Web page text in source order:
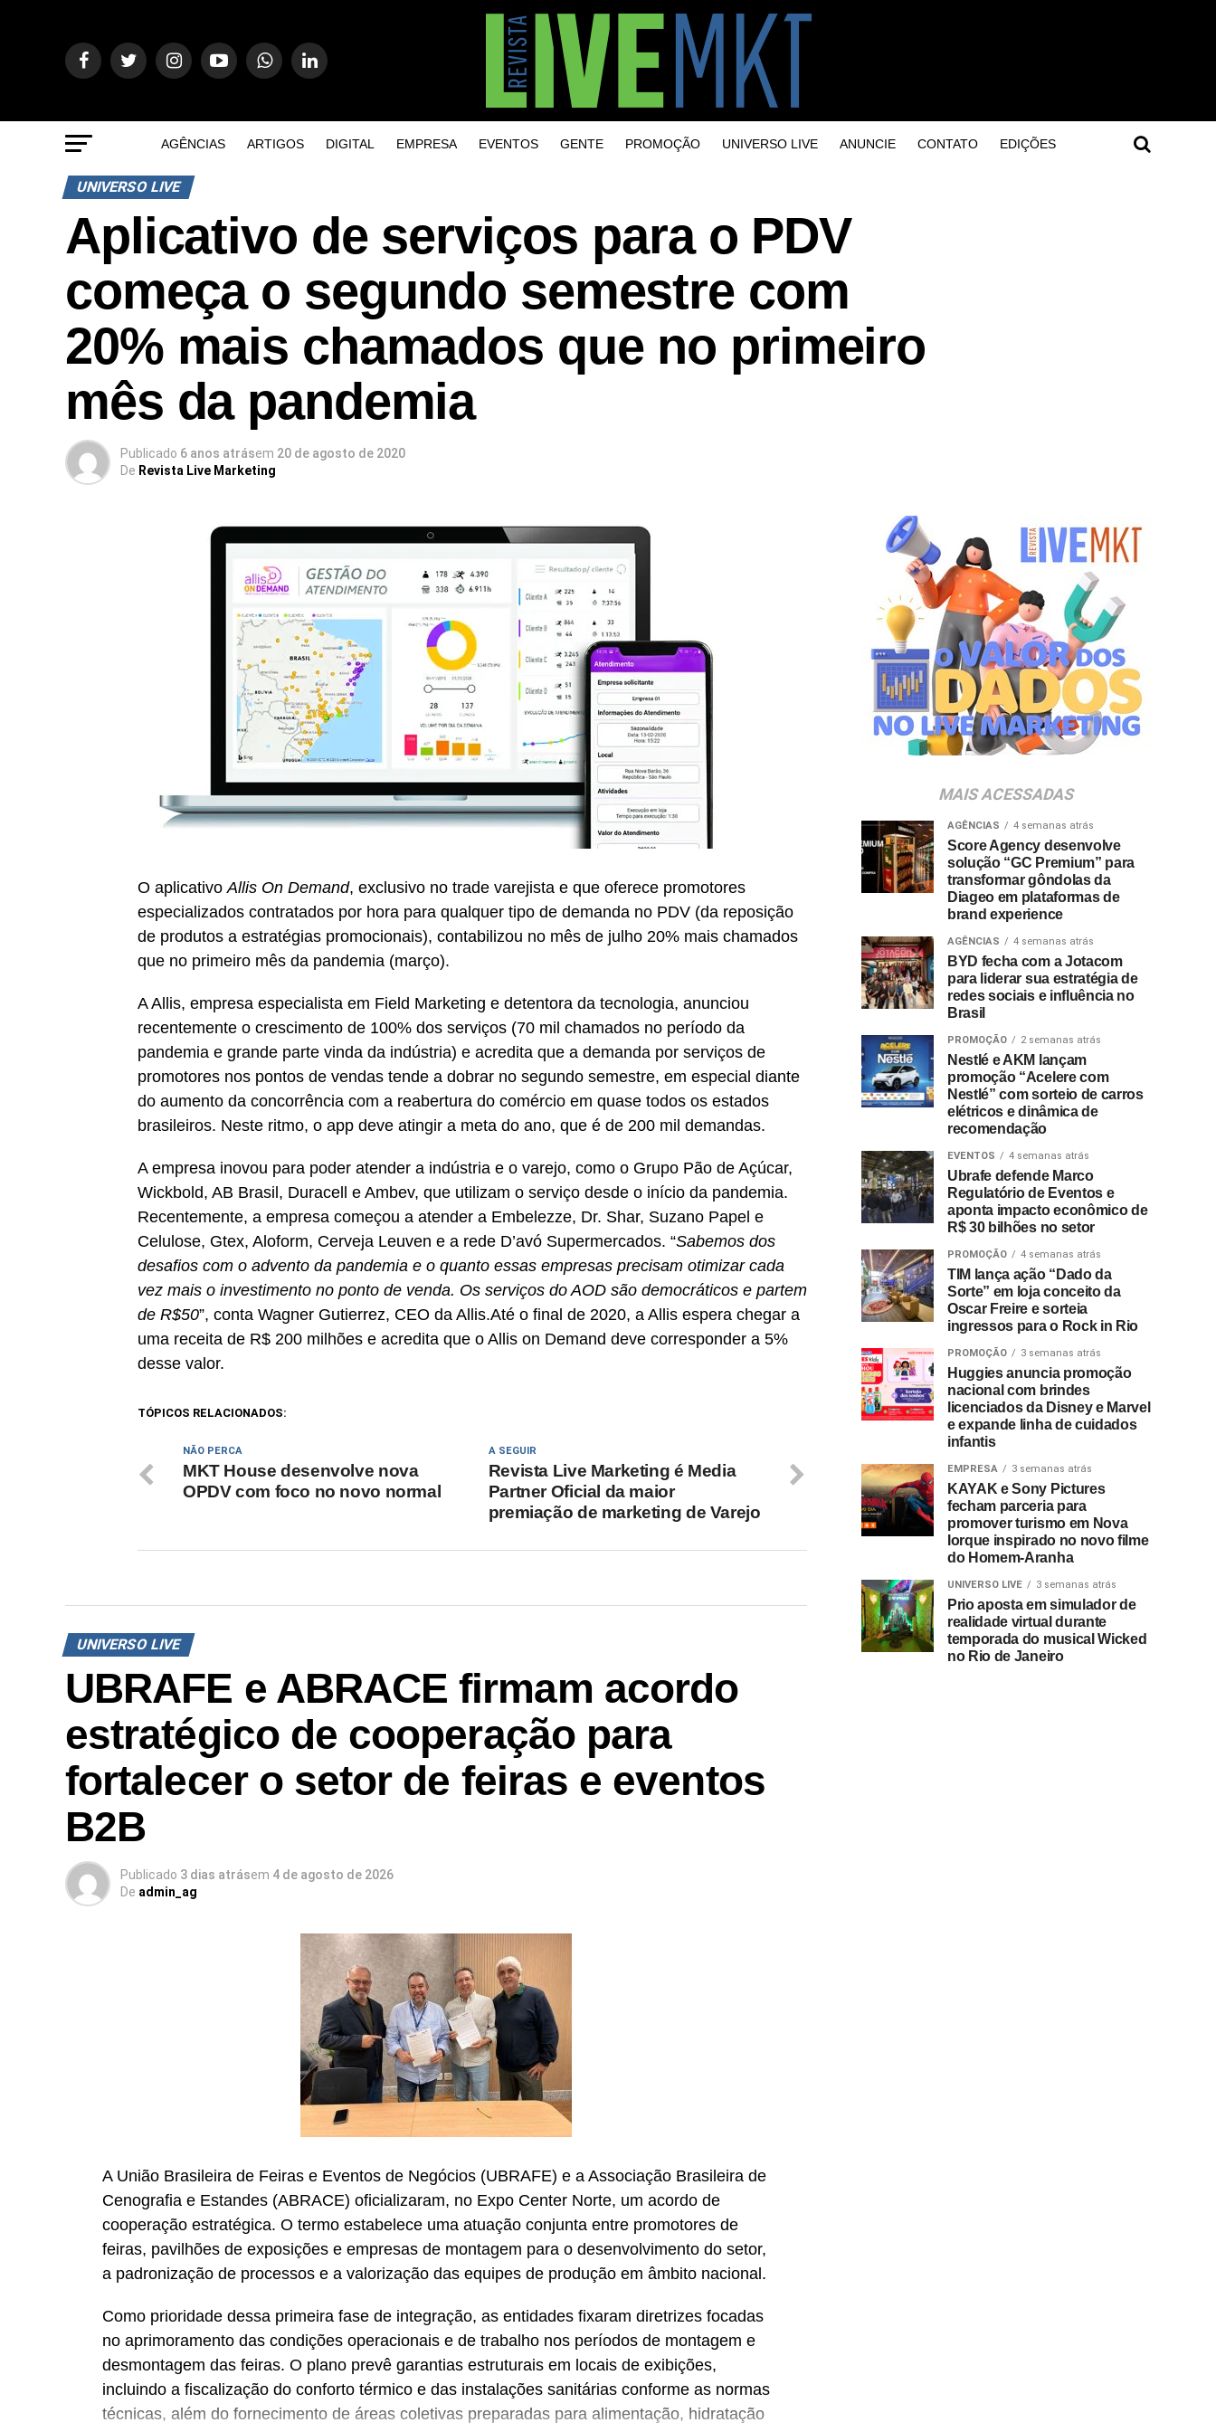
AGÊNCIAS ARTIGOS DIGITAL EMPRESA EVENTOS GENTE PROMOÇÃO UNIVERSO LIVE ANUNCIE CONTATO EDIÇÕES
UNIVERSO LIVE
Aplicativo de serviços para o PDV
começa o segundo semestre com
20% mais chamados que no primeiro
mês da pandemia
Publicado 6 anos atrásem 20 de agosto de 2020
De Revista Live Marketing
O aplicativoAllis On Demand, exclusivo no trade varejista e que oferece promotores
especializados contratados por hora para qualquer tipo de demanda no PDV (da reposição
de produtos a estratégias promocionais), contabilizou no mês de julho 20% mais chamados
que no primeiro mês da pandemia (março).
A Allis, empresa especialista em Field Marketing e detentora da tecnologia, anunciou
recentemente o crescimento de 100% dos serviços (70 mil chamados no período da
pandemia e grande parte vinda da indústria) e acredita que a demanda por serviços de
promotores nos pontos de vendas tende a dobrar no segundo semestre, em especial diante
do aumento da concorrência com a reabertura do comércio em quase todos os estados
brasileiros. Neste ritmo, o app deve atingir a meta do ano, que é de 200 mil demandas.
A empresa inovou para poder atender a indústria e o varejo, como o Grupo Pão de Açúcar,
Wickbold, AB Brasil, Duracell e Ambev, que utilizam o serviço desde o início da pandemia.
Recentemente, a empresa começou a atender a Embelezze, Dr. Shar, Suzano Papel e
Celulose, Gtex, Aloform, Cerveja Leuven e a rede D’avó Supermercados. “Sabemos dos
desafios com o advento da pandemia e o quanto essas empresas precisam otimizar cada
vez mais o investimento no ponto de venda. Os serviços do AOD são democráticos e partem
de R$50”, conta Wagner Gutierrez, CEO da Allis.Até o final de 2020, a Allis espera chegar a
uma receita de R$ 200 milhões e acredita que o Allis on Demand deve corresponder a 5%
desse valor.
TÓPICOS RELACIONADOS:
A SEGUIR
Revista Live Marketing é Media
Partner Oficial da maior
premiação de marketing de Varejo
NÃO PERCA
MKT House desenvolve nova
OPDV com foco no novo normal
UNIVERSO LIVE
UBRAFE e ABRACE firmam acordo
estratégico de cooperação para
fortalecer o setor de feiras e eventos
B2B
Publicado 3 dias atrásem 4 de agosto de 2026
De admin_ag
A União Brasileira de Feiras e Eventos de Negócios (UBRAFE) e a Associação Brasileira de
Cenografia e Estandes (ABRACE) oficializaram, no Expo Center Norte, um acordo de
cooperação estratégica. O termo estabelece uma atuação conjunta entre promotores de
feiras, pavilhões de exposições e empresas de montagem para o desenvolvimento do setor,
a padronização de processos e a valorização das equipes de produção em âmbito nacional.
Como prioridade dessa primeira fase de integração, as entidades fixaram diretrizes focadas
no aprimoramento das condições operacionais e de trabalho nos períodos de montagem e
desmontagem das feiras. O plano prevê garantias estruturais em locais de exibições,
incluindo a fiscalização do conforto térmico e das instalações sanitárias conforme as normas
técnicas, além do fornecimento de áreas coletivas preparadas para alimentação, hidratação
MAIS ACESSADAS
AGÊNCIAS 4 semanas atrás
Score Agency desenvolve
solução “GC Premium” para
transformar gôndolas da
Diageo em plataformas de
brand experience
AGÊNCIAS 4 semanas atrás
BYD fecha com a Jotacom
para liderar sua estratégia de
redes sociais e influência no
Brasil
PROMOÇÃO 2 semanas atrás
Nestlé e AKM lançam
promoção “Acelere com
Nestlé” com sorteio de carros
elétricos e dinâmica de
recomendação
EVENTOS 4 semanas atrás
Ubrafe defende Marco
Regulatório de Eventos e
aponta impacto econômico de
R$ 30 bilhões no setor
PROMOÇÃO 4 semanas atrás
TIM lança ação “Dado da
Sorte” em loja conceito da
Oscar Freire e sorteia
ingressos para o Rock in Rio
PROMOÇÃO 3 semanas atrás
Huggies anuncia promoção
nacional com brindes
licenciados da Disney e Marvel
e expande linha de cuidados
infantis
EMPRESA 3 semanas atrás
KAYAK e Sony Pictures
fecham parceria para
promover turismo em Nova
Iorque inspirado no novo filme
do Homem-Aranha
UNIVERSO LIVE 3 semanas atrás
Prio aposta em simulador de
realidade virtual durante
temporada do musical Wicked
no Rio de Janeiro